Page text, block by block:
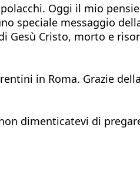
Oggi il mio
speciale messaggio
Gesù Cristo, morto e
in Roma. Grazie
dimenticatevi di